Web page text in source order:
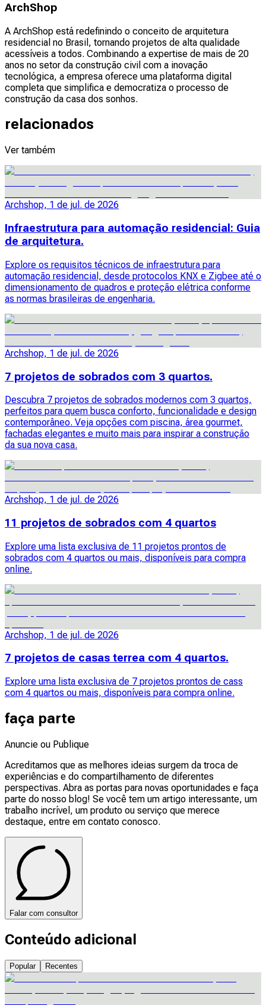
ArchShop
A ArchShop está redefinindo o conceito de arquitetura
residencial no Brasil, tornando projetos de alta qualidade
acessíveis a todos. Combinando a expertise de mais de 20
anos no setor da construção civil com a inovação
tecnológica, a empresa oferece uma plataforma digital
completa que simplifica e democratiza o processo de
construção da casa dos sonhos.
relacionados
Ver também
Archshop, 1 de jul. de 2026
Infraestrutura para automação residencial: Guia
de arquitetura.
Explore os requisitos técnicos de infraestrutura para
automação residencial, desde protocolos KNX e Zigbee até o
dimensionamento de quadros e proteção elétrica conforme
as normas brasileiras de engenharia.
Archshop, 1 de jul. de 2026
7 projetos de sobrados com 3 quartos.
Descubra 7 projetos de sobrados modernos com 3 quartos,
perfeitos para quem busca conforto, funcionalidade e design
contemporâneo. Veja opções com piscina, área gourmet,
fachadas elegantes e muito mais para inspirar a construção
da sua nova casa.
Archshop, 1 de jul. de 2026
11 projetos de sobrados com 4 quartos
Explore uma lista exclusiva de 11 projetos prontos de
sobrados com 4 quartos ou mais, disponíveis para compra
online.
Archshop, 1 de jul. de 2026
7 projetos de casas terrea com 4 quartos.
Explore uma lista exclusiva de 7 projetos prontos de cass
com 4 quartos ou mais, disponíveis para compra online.
faça parte
Anuncie ou Publique
Acreditamos que as melhores ideias surgem da troca de
experiências e do compartilhamento de diferentes
perspectivas. Abra as portas para novas oportunidades e faça
parte do nosso blog! Se você tem um artigo interessante, um
trabalho incrível, um produto ou serviço que merece
destaque, entre em contato conosco.
Falar com consultor
Conteúdo adicional
Popular Recentes